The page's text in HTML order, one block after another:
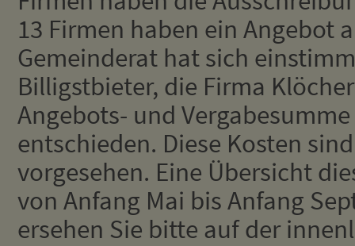
13 Firmen haben ein Angebot
Gemeinderat hat sich
Billigstbieter, die Firma
Angebots- und
entschieden. Diese Kosten
vorgesehen. Eine Übersicht
von Anfang Mai bis Anfang
ersehen Sie bitte auf der